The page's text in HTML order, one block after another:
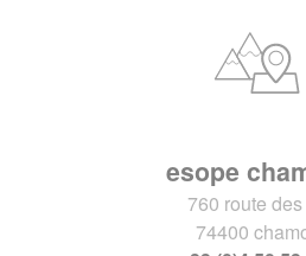
esope
760 route
74400